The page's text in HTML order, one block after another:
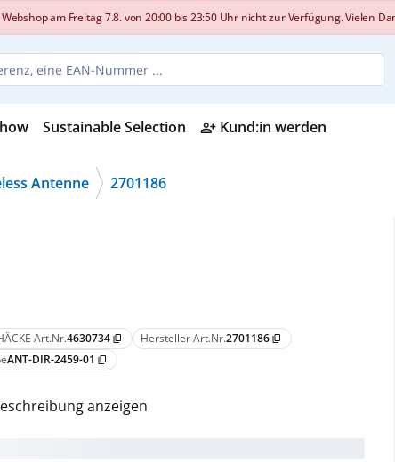
am Freitag 7.8. von 20:00 bis 23:50 Uhr nicht zur Verfügung. Vielen
Sustainable Selection person_add_alt Kund:in werden
Antenne 2701186
Art.Nr.4630734 content_copy Hersteller Art.Nr.2701186 content_copy
ANT-DIR-2459-01 content_copy
anzeigen